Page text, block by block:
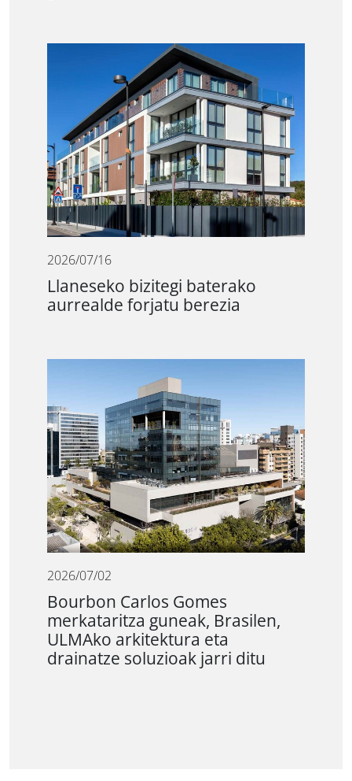
2026/07/16
Llaneseko bizitegi baterako
aurrealde forjatu berezia
2026/07/02
Bourbon Carlos Gomes
merkataritza guneak, Brasilen,
ULMAko arkitektura eta
drainatze soluzioak jarri ditu